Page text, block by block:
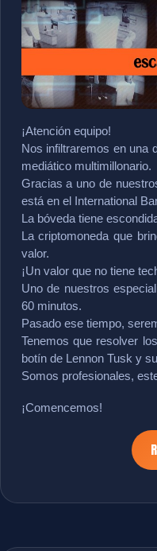
¡Atención equipo!
Nos infiltraremos en una
mediático multimillonario.
Gracias a uno de
está en el International
La bóveda tiene
La criptomoneda que
valor.
¡Un valor que no tiene
Uno de nuestros
60 minutos.
Pasado ese tiempo,
Tenemos que resolver
botín de Lennon Tusk y
Somos profesionales,
¡Comencemos!